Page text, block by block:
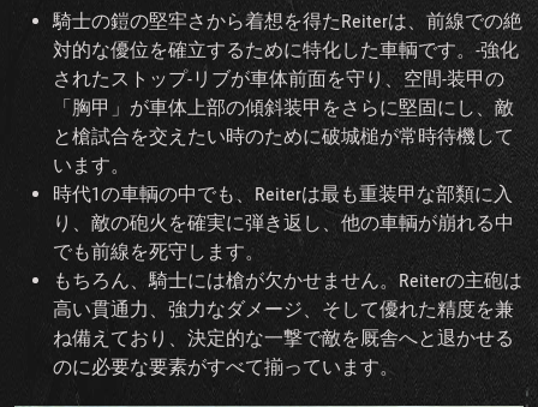
騎士の鎧の堅牢さから着想を得たReiterは、前線での絶
対的な優位を確立するために特化した車輌です。‑強化
されたストップ‑リブが車体前面を守り、空間‑装甲の
「胸甲」が車体上部の傾斜装甲をさらに堅固にし、敵
と槍試合を交えたい時のために破城槌が常時待機して
います。
時代1の車輌の中でも、Reiterは最も重装甲な部類に入
り、敵の砲火を確実に弾き返し、他の車輌が崩れる中
でも前線を死守します。
もちろん、騎士には槍が欠かせません。Reiterの主砲は
高い貫通力、強力なダメージ、そして優れた精度を兼
ね備えており、決定的な一撃で敵を厩舎へと退かせる
のに必要な要素がすべて揃っています。